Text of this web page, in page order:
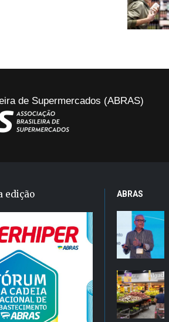
de Supermercados (ABRAS)
edição ABRAS